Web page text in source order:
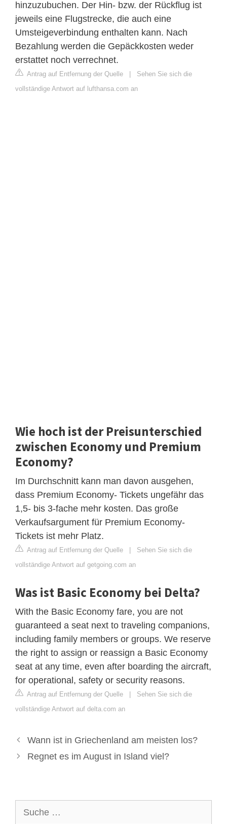
hinzuzubuchen. Der Hin- bzw. der Rückflug ist
jeweils eine Flugstrecke, die auch eine
Umsteigeverbindung enthalten kann. Nach
Bezahlung werden die Gepäckkosten weder
erstattet noch verrechnet.
Antrag auf Entfernung der Quelle | Sehen Sie sich die
vollständige Antwort auf lufthansa.com an
Wie hoch ist der Preisunterschied
zwischen Economy und Premium
Economy?
Im Durchschnitt kann man davon ausgehen,
dass Premium Economy- Tickets ungefähr das
1,5- bis 3-fache mehr kosten. Das große
Verkaufsargument für Premium Economy-
Tickets ist mehr Platz.
Antrag auf Entfernung der Quelle | Sehen Sie sich die
vollständige Antwort auf getgoing.com an
Was ist Basic Economy bei Delta?
With the Basic Economy fare, you are not
guaranteed a seat next to traveling companions,
including family members or groups. We reserve
the right to assign or reassign a Basic Economy
seat at any time, even after boarding the aircraft,
for operational, safety or security reasons.
Antrag auf Entfernung der Quelle | Sehen Sie sich die
vollständige Antwort auf delta.com an
Wann ist in Griechenland am meisten los?
Regnet es im August in Island viel?
nach: